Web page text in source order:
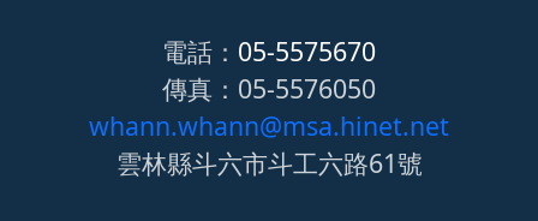
電話： 05-5575670
傳真：05-5576050
whann.whann@msa.hinet.net
雲林縣斗六市斗工六路61號